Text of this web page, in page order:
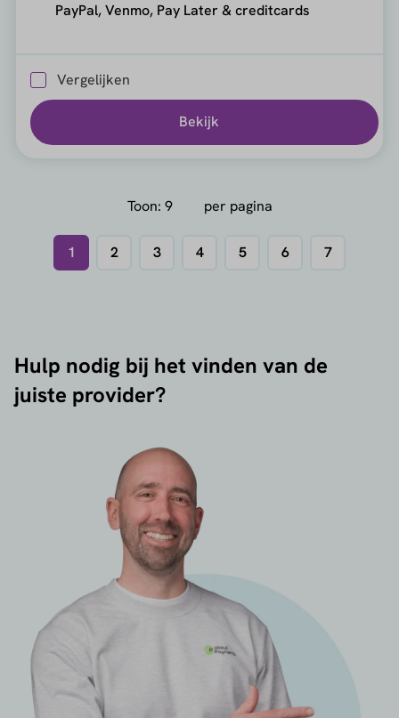
PayPal, Venmo, Pay Later & creditcards
Vergelijken
Bekijk
Toon: per pagina
1 2 3 4 5 6 7
Hulp nodig bij het vinden van de
juiste provider?